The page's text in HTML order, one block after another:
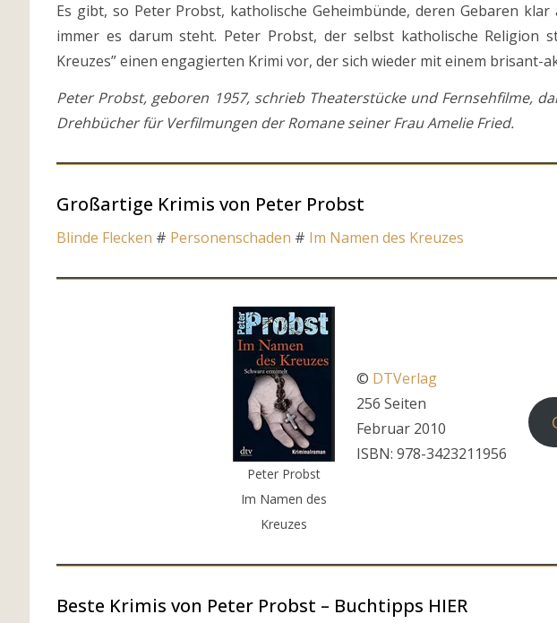
Es gibt, so Peter Probst, katholische Geheimbünde, deren Gebaren
immer es darum steht. Peter Probst, der selbst katholische Religion
Kreuzes” einen engagierten Krimi vor, der sich wieder mit einem brisant-
Peter Probst, geboren 1957, schrieb Theaterstücke und Fernsehfilme,
Drehbücher für Verfilmungen der Romane seiner Frau Amelie Fried.
Großartige Krimis von Peter Probst
Blinde Flecken # Personenschaden # Im Namen des Kreuzes
Peter Probst
Im Namen des
Kreuzes
© DTVerlag
256 Seiten
Februar 2010
ISBN: 978-3423211956
Beste Krimis von Peter Probst – Buchtipps HIER